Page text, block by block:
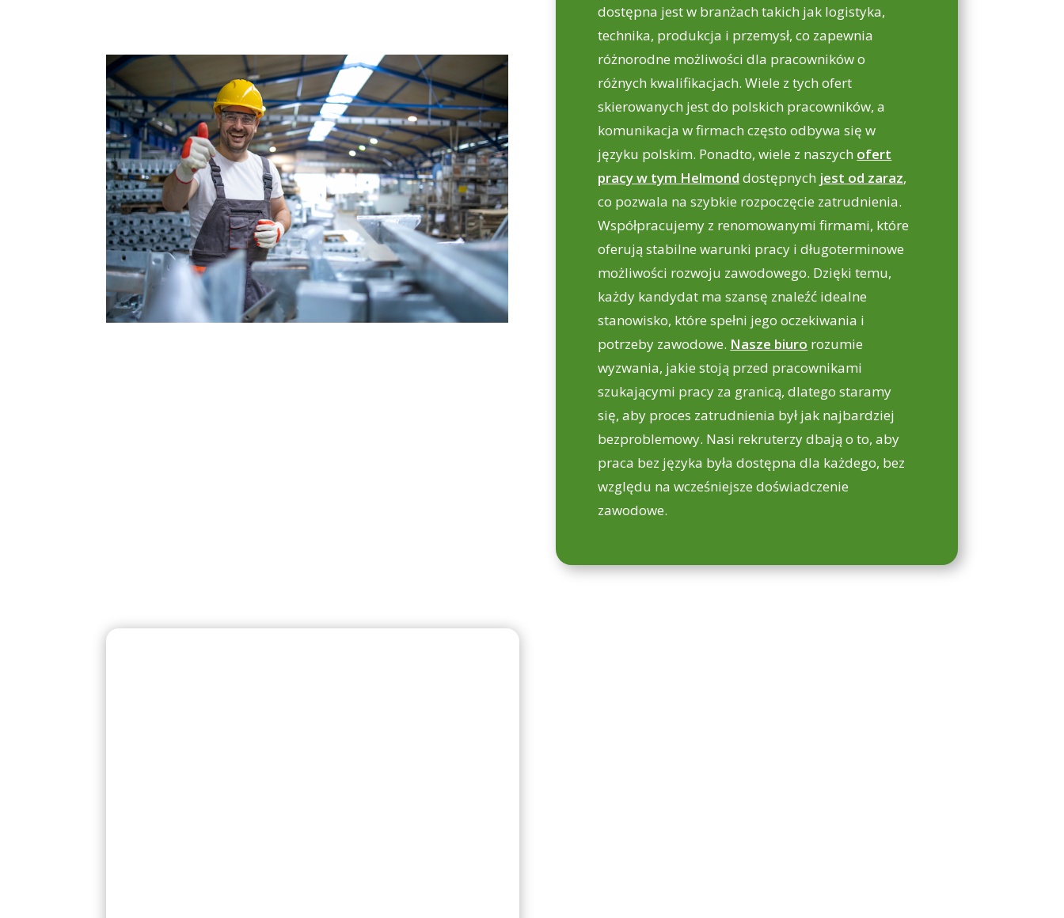
dostępna jest w branżach takich jak logistyka,
technika, produkcja i przemysł, co zapewnia
różnorodne możliwości dla pracowników o
różnych kwalifikacjach. Wiele z tych ofert
skierowanych jest do polskich pracowników, a
komunikacja w firmach często odbywa się w
języku polskim. Ponadto, wiele z naszych ofert
pracy w tym Helmond dostępnych jest od zaraz,
co pozwala na szybkie rozpoczęcie zatrudnienia.
Współpracujemy z renomowanymi firmami, które
oferują stabilne warunki pracy i długoterminowe
możliwości rozwoju zawodowego. Dzięki temu,
każdy kandydat ma szansę znaleźć idealne
stanowisko, które spełni jego oczekiwania i
potrzeby zawodowe. Nasze biuro rozumie
wyzwania, jakie stoją przed pracownikami
szukającymi pracy za granicą, dlatego staramy
się, aby proces zatrudnienia był jak najbardziej
bezproblemowy. Nasi rekruterzy dbają o to, aby
praca bez języka była dostępna dla każdego, bez
względu na wcześniejsze doświadczenie
zawodowe.